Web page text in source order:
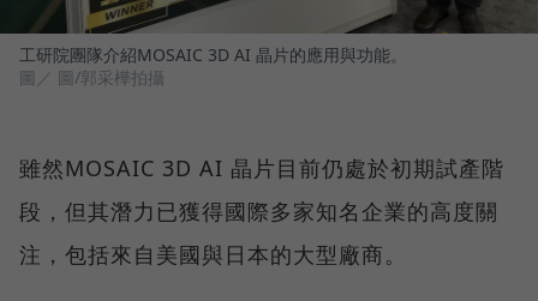
工研院團隊介紹MOSAIC 3D AI 晶片的應用與功能。
圖／ 圖/郭采樺拍攝
雖然MOSAIC 3D AI 晶片目前仍處於初期試產階
段，但其潛力已獲得國際多家知名企業的高度關
注，包括來自美國與日本的大型廠商。